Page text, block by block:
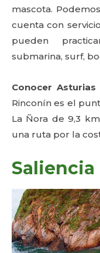
mascota.
cuenta con
pueden
submarina, surf,
Conocer
Rinconín es el
La Ñora de 9,3
una ruta por la